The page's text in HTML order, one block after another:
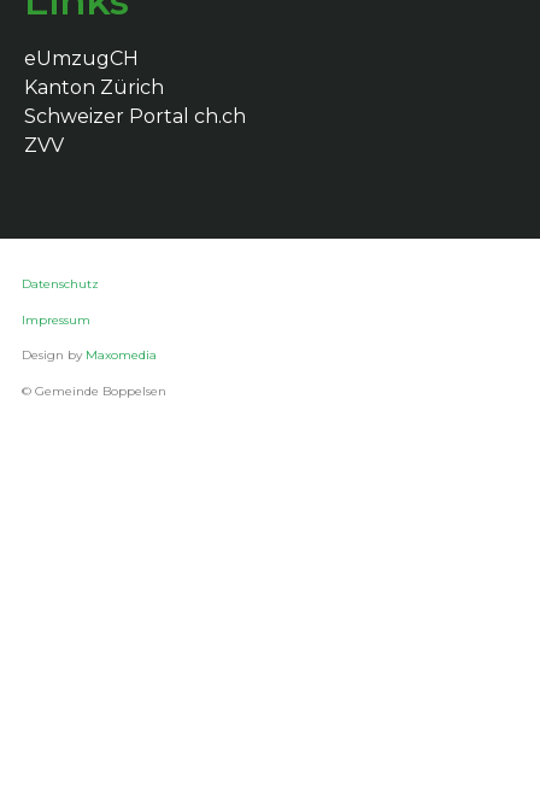
eUmzugCH
Kanton Zürich
Schweizer Portal ch.ch
ZVV
Datenschutz
Impressum
Design by Maxomedia
© Gemeinde Boppelsen